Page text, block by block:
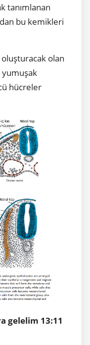
tanımlanan
bu kemikleri
olan
yumuşak
hücreler
gelelim 13:11